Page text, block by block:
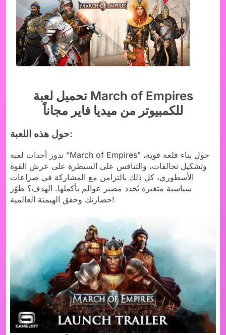
تحميل لعبة March of Empires
للكمبيوتر من ميديا فاير مجاناً
حول هذه اللعبة:
تدور أحداث لعبة “March of Empires” حول بناء قلعة قوية،
وتشكيل تحالفات، والتنافس على السيطرة على عرش القوة
الأسطوري، كل ذلك بالتزامن مع المشاركة في صراعات
سياسية متغيرة تُحدد مصير عوالم بأكملها. الهدف؟ طوّر
حضارتك وحقق الهيمنة العالمية!